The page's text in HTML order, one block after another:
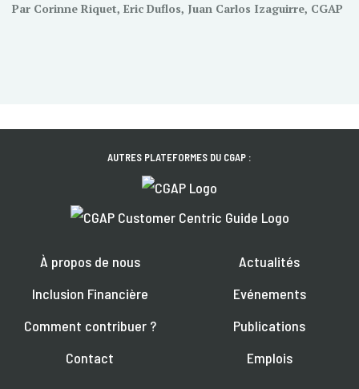
Par Corinne Riquet, Eric Duflos, Juan Carlos Izaguirre, CGAP
AUTRES PLATEFORMES DU CGAP :
À propos de nous
Inclusion Financière
Comment contribuer ?
Contact
Actualités
Evénements
Publications
Emplois